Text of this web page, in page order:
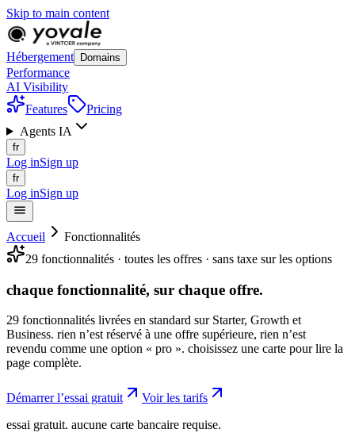
Skip to main content
Hébergement Domains
Performance
AI Visibility
Features
Pricing
Agents IA
fr
Log inSign up
fr
Log inSign up
Accueil
Fonctionnalités
29 fonctionnalités · toutes les offres · sans taxe sur les options
chaque fonctionnalité, sur chaque offre.
29 fonctionnalités livrées en standard sur Starter, Growth et
Business. rien n’est réservé à une offre supérieure, rien n’est
revendu comme une option « pro ». choisissez une carte pour lire la
page complète.
Démarrer l’essai gratuit
Voir les tarifs
essai gratuit. aucune carte bancaire requise.